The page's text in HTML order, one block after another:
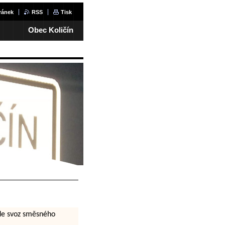
RSS Tisk
Obec Količín
svoz směsného